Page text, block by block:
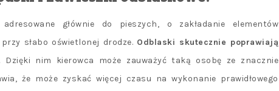
głównie do pieszych, o zakładanie elementów
słabo oświetlonej drodze. Odblaski skutecznie poprawiają
. Dzięki nim kierowca może zauważyć taką osobę ze znacznie
że może zyskać więcej czasu na wykonanie prawidłowego